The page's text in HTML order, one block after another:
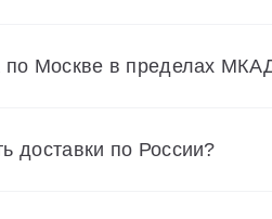
по Москве в пределах
доставки по России?